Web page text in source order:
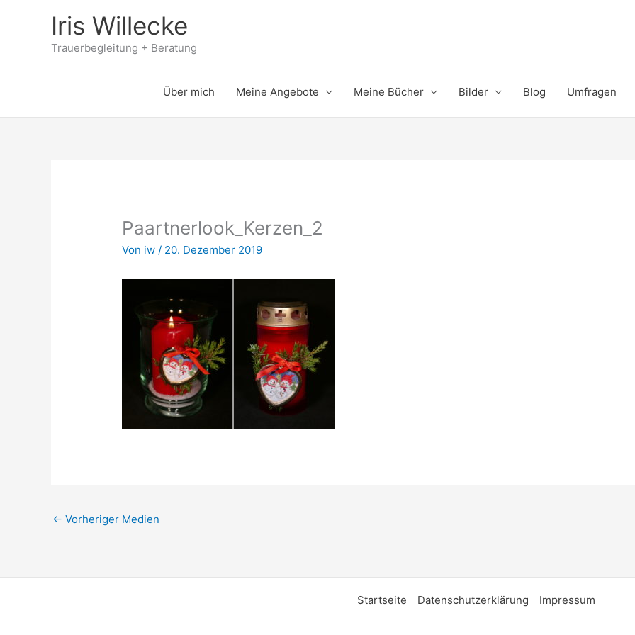
Iris Willecke
Trauerbegleitung + Beratung
Über mich Meine Angebote Meine Bücher Bilder Blog Umfragen
Paartnerlook_Kerzen_2
Von iw/ 20. Dezember 2019
← Vorheriger Medien
Startseite Datenschutzerklärung Impressum